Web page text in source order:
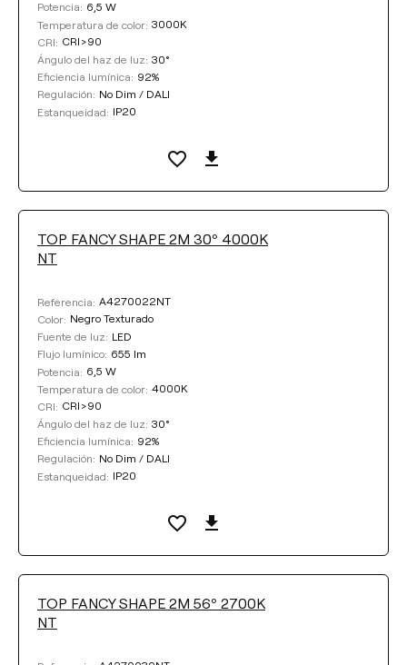
Potencia: 6,5 W
Temperatura de color: 3000K
CRI: CRI>90
Ángulo del haz de luz: 30°
Eficiencia lumínica: 92%
Regulación: No Dim / DALI
Estanqueidad: IP20
TOP FANCY SHAPE 2M 30º 4000K
NT
Referencia: A4270022NT
Color: Negro Texturado
Fuente de luz: LED
Flujo lumínico: 655 lm
Potencia: 6,5 W
Temperatura de color: 4000K
CRI: CRI>90
Ángulo del haz de luz: 30°
Eficiencia lumínica: 92%
Regulación: No Dim / DALI
Estanqueidad: IP20
TOP FANCY SHAPE 2M 56º 2700K
NT